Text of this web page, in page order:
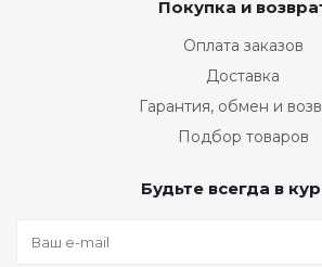
Покупка и
Оплата заказов
Доставка
Гарантия, обмен и
Подбор товаров
Будьте всегда в